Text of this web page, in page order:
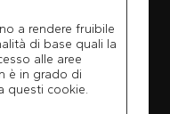
a rendere fruibile
di base quali la
alle aree
è in grado di
questi cookie.